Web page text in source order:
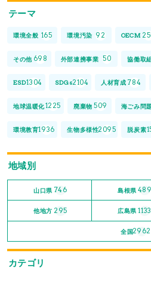
テーマ
環境全般 165 環境汚染 92 OECM
その他 698 外部連携事業 50 協働取組
ESD1304 SDGs2104 人材育成 784
地球温暖化1225 廃棄物 509 海ごみ問題
環境教育1936 生物多様性2095 脱炭素
地域別
山口県 746 島根県 489
他地方 295 広島県 1133
全国2962
カテゴリ